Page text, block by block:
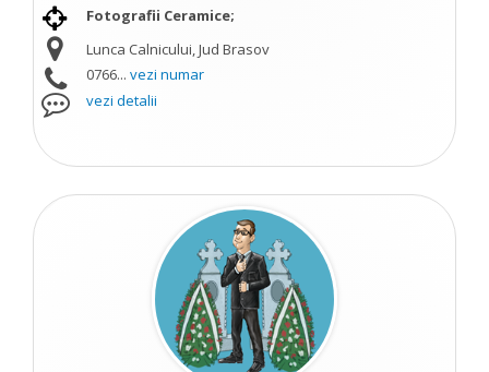
Fotografii Ceramice;
Lunca Calnicului, Jud Brasov
0766... vezi numar
vezi detalii